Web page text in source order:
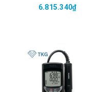
pH, 0 to 6000 µS/cm, 0 to 3000
6.815.340₫